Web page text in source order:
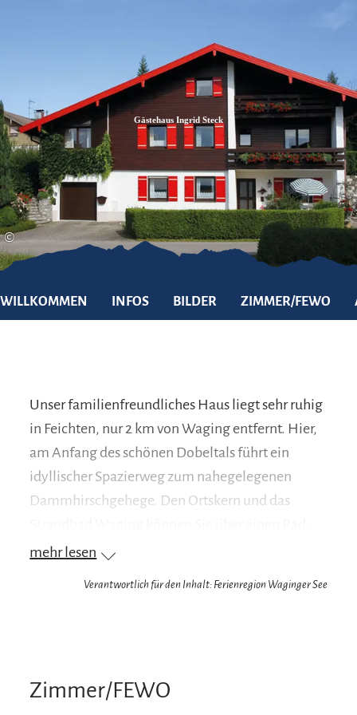
©
Gästehaus Ingrid Steck
WILLKOMMEN INFOS BILDER ZIMMER/FEWO
Unser familienfreundliches Haus liegt sehr ruhig
in Feichten, nur 2 km von Waging entfernt. Hier,
am Anfang des schönen Dobeltals führt ein
idyllischer Spazierweg zum nahegelegenen
Dammhirschgehege. Den Ortskern und das
und Fußweg durch unsere schöne Natur einfach
Tischtennisplatte, Liegestühle und Schaukel zur
herzlich Willkommen; zum Service gehört
mehr lesen
Verantwortlich für den Inhalt: Ferienregion Waginger See
Zimmer/FEWO